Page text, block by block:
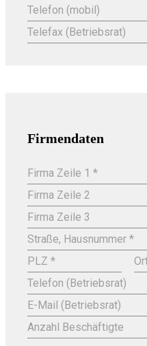
Telefon (mobil)
Telefax (Betriebsrat)
Firmendaten
Firma Zeile 1 *
Firma Zeile 2
Firma Zeile 3
Straße, Hausnummer *
PLZ *
Telefon (Betriebsrat)
E-Mail (Betriebsrat)
Anzahl Beschäftigte